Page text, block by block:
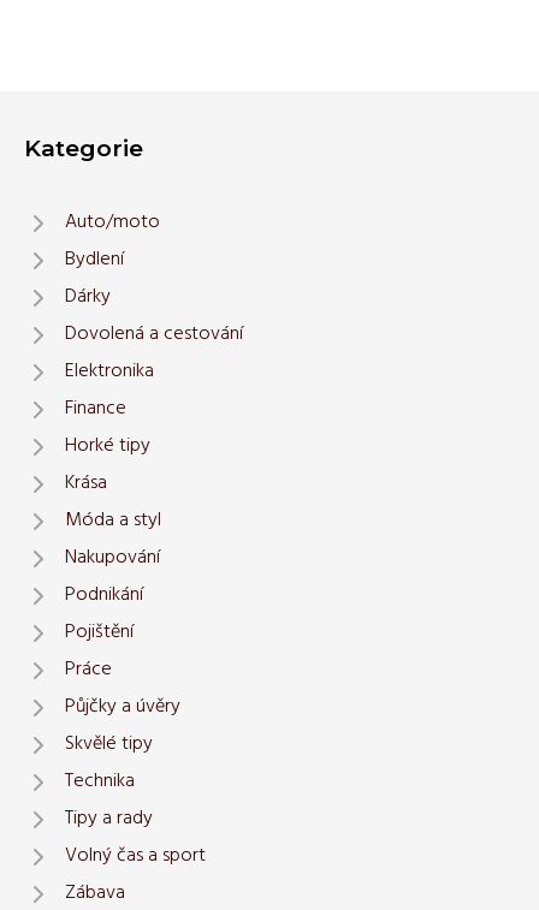
Kategorie
Auto/moto
Bydlení
Dárky
Dovolená a cestování
Elektronika
Finance
Horké tipy
Krása
Móda a styl
Nakupování
Podnikání
Pojištění
Práce
Půjčky a úvěry
Skvělé tipy
Technika
Tipy a rady
Volný čas a sport
Zábava